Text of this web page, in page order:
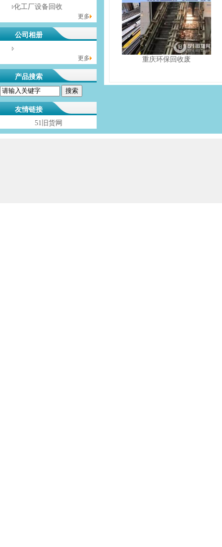
化工厂设备回收
更多
公司相册
没有相册分类！
更多
产品搜索
友情链接
51旧货网
重庆环保回收废